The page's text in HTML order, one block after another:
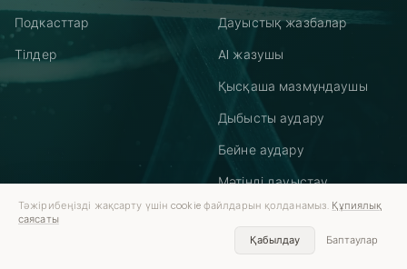
Подкасттар
Тілдер
Дауыстық жазбалар
AI жазушы
Қысқаша мазмұндаушы
Дыбысты аудару
Бейне аудару
Мәтінді дауыстау
ТЕГІН ҚҰРАЛДАР
СУБТИТРЛЕРДІ ТҮРЛЕНДІРУ
Тәжірибеңізді жақсарту үшін cookie файлдарын қолданамыз. Құпиялық
саясаты
Қабылдау
Баптаулар